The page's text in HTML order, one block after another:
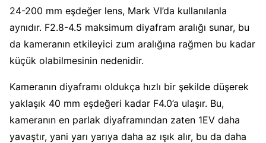
24-200 mm eşdeğer lens, Mark VI’da kullanılanla
aynıdır. F2.8-4.5 maksimum diyafram aralığı sunar, bu
da kameranın etkileyici zum aralığına rağmen bu kadar
küçük olabilmesinin nedenidir.
Kameranın diyaframı oldukça hızlı bir şekilde düşerek
yaklaşık 40 mm eşdeğeri kadar F4.0’a ulaşır. Bu,
kameranın en parlak diyaframından zaten 1EV daha
yavaştır, yani yarı yarıya daha az ışık alır, bu da daha